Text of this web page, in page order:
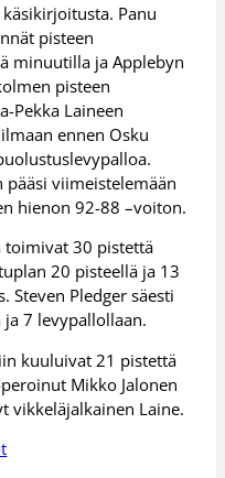
Panu
pisteen
minuutilla ja Applebyn
pisteen
Pekka Laineen
ennen Osku
pääsi viimeistelemään
hienon 92-88 –voiton.
toimivat 30 pistettä
20 pisteellä ja 13
Steven Pledger säesti
7 levypallollaan.
kuuluivat 21 pistettä
Mikko Jalonen
vikkeläjalkainen Laine.